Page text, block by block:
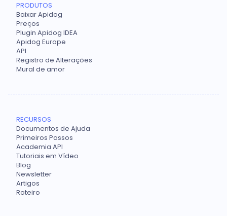
PRODUTOS
Baixar Apidog
Preços
Plugin Apidog IDEA
Apidog Europe
API
Registro de Alterações
Mural de amor
RECURSOS
Documentos de Ajuda
Primeiros Passos
Academia API
Tutoriais em Vídeo
Blog
Newsletter
Artigos
Roteiro